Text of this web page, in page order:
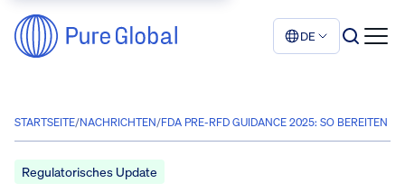
DE
STARTSEITE/NACHRICHTEN/FDA PRE-RFD GUIDANCE 2025: SO BEREITEN
Regulatorisches Update